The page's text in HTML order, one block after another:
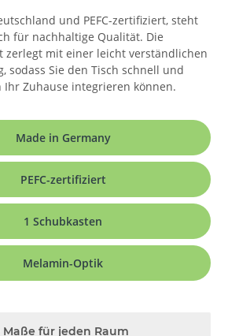
und PEFC-zertifiziert, steht
für nachhaltige Qualität. Die
zerlegt mit einer leicht verständlichen
sodass Sie den Tisch schnell und
Zuhause integrieren können.
Made in Germany
PEFC-zertifiziert
1 Schubkasten
Melamin-Optik
Maße für jeden Raum